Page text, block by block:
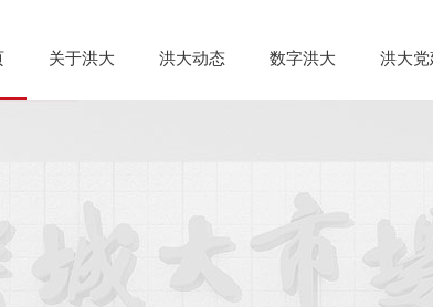
关于洪大 洪大动态 数字洪大 洪大党